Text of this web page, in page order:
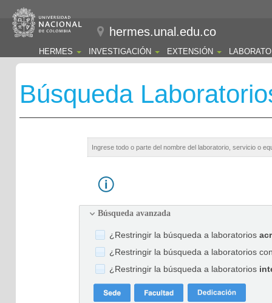
hermes.unal.edu.co
HERMES INVESTIGACIÓN EXTENSIÓN
Búsqueda
Búsqueda avanzada
¿Restringir la búsqueda a laboratorios
¿Restringir la búsqueda a laboratorios
¿Restringir la búsqueda a laboratorios